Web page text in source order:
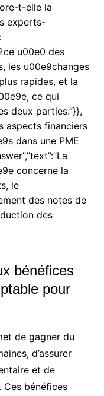
t-elle la
experts-
u00e0 des
les u00e9changes
rapides, et la
ce qui
deux parties.”}},
aspects financiers
dans une PME
concerne la
le
des notes de
des
bénéfices
pour
de gagner du
d’assurer
et de
Ces bénéfices